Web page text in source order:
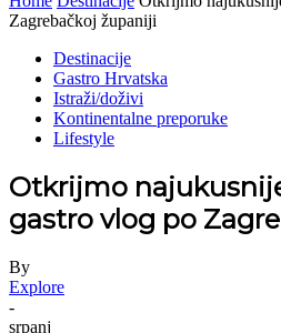
Zagrebačkoj županiji
Destinacije
Gastro Hrvatska
Istraži/doživi
Kontinentalne preporuke
Lifestyle
Otkrijmo
gastro vlog po
By
Explore
-
srpanj